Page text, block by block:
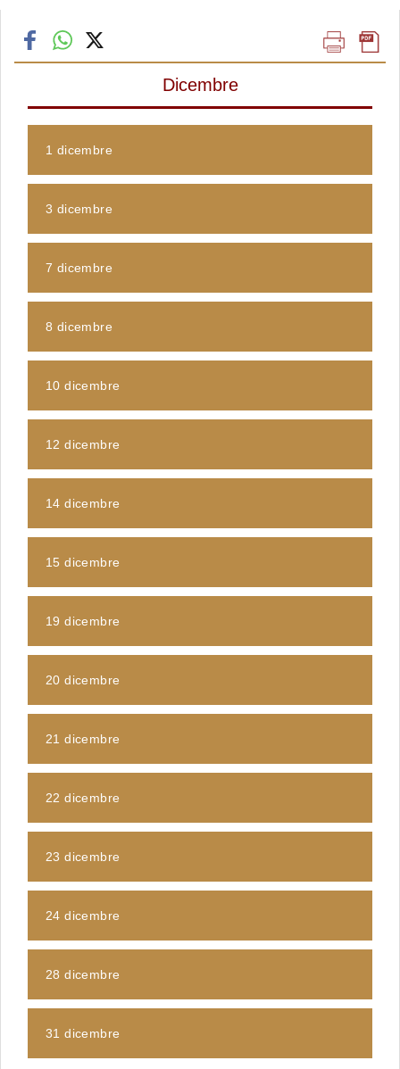
Dicembre
1 dicembre
3 dicembre
7 dicembre
8 dicembre
10 dicembre
12 dicembre
14 dicembre
15 dicembre
19 dicembre
20 dicembre
21 dicembre
22 dicembre
23 dicembre
24 dicembre
28 dicembre
31 dicembre